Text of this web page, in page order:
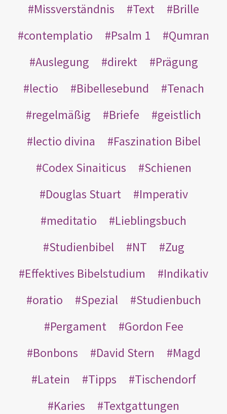
Missverständnis
Text
Brille
contemplatio
Psalm 1
Qumran
Auslegung
direkt
Prägung
lectio
Bibellesebund
Tenach
regelmäßig
Briefe
geistlich
lectio divina
Faszination Bibel
Codex Sinaiticus
Schienen
Douglas Stuart
Imperativ
meditatio
Lieblingsbuch
Studienbibel
NT
Zug
Effektives Bibelstudium
Indikativ
oratio
Spezial
Studienbuch
Pergament
Gordon Fee
Bonbons
David Stern
Magd
Latein
Tipps
Tischendorf
Karies
Textgattungen